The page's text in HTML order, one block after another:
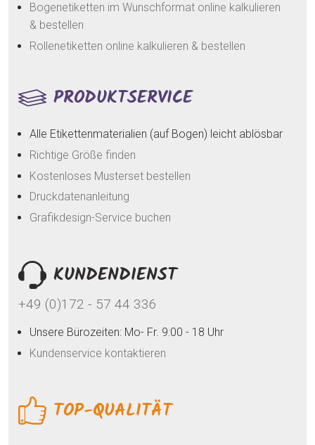
Bogenetiketten im Wunschformat online kalkulieren
& bestellen
Rollenetiketten online kalkulieren & bestellen
PRODUKTSERVICE
Alle Etikettenmaterialien (auf Bogen) leicht ablösbar
Richtige Größe finden
Kostenloses Musterset bestellen
Druckdatenanleitung
Grafikdesign-Service buchen
KUNDENDIENST
+49 (0)172 - 57 44 336
Unsere Bürozeiten: Mo- Fr. 9:00 - 18 Uhr
Kundenservice kontaktieren
TOP-QUALITÄT